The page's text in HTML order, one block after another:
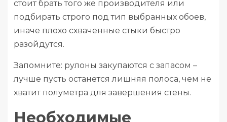
стоит брать того же производителя или
подбирать строго под тип выбранных обоев,
иначе плохо схваченные стыки быстро
разойдутся.
Запомните: рулоны закупаются с запасом –
лучше пусть останется лишняя полоса, чем не
хватит полуметра для завершения стены.
Необходимые